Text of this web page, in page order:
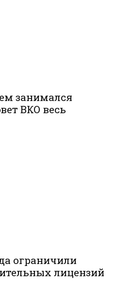
занимался
ВКО весь
ограничили
лицензий